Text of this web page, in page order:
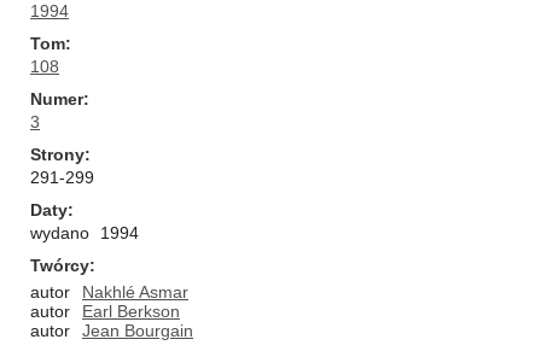
1994
Tom
108
Numer
3
Strony
291-299
Daty
wydano
1994
Twórcy
autor
Nakhlé Asmar
autor
Earl Berkson
autor
Jean Bourgain